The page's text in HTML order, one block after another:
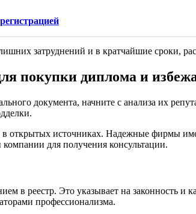
затруднений и в кратчайшие сроки,
покупки диплома и
документа, начните с анализа их
источниках. Надежные фирмы
компании для получения консультации.
в реестр. Это указывает на законность
профессионализма.